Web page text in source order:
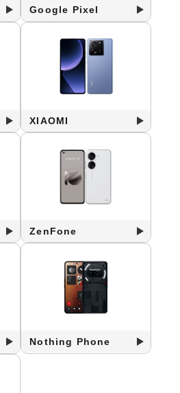
Google Pixel
XIAOMI
ZenFone
Nothing Phone